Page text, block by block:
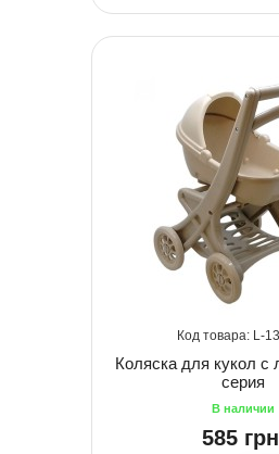
Коляска для кукол с
серия
585